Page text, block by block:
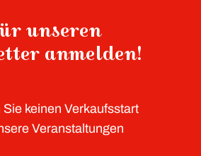
unseren
anmelden!
keinen Verkaufsstart
Veranstaltungen